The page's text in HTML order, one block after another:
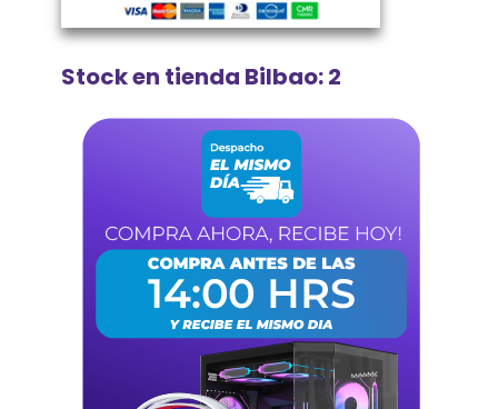
Stock en tienda Bilbao: 2